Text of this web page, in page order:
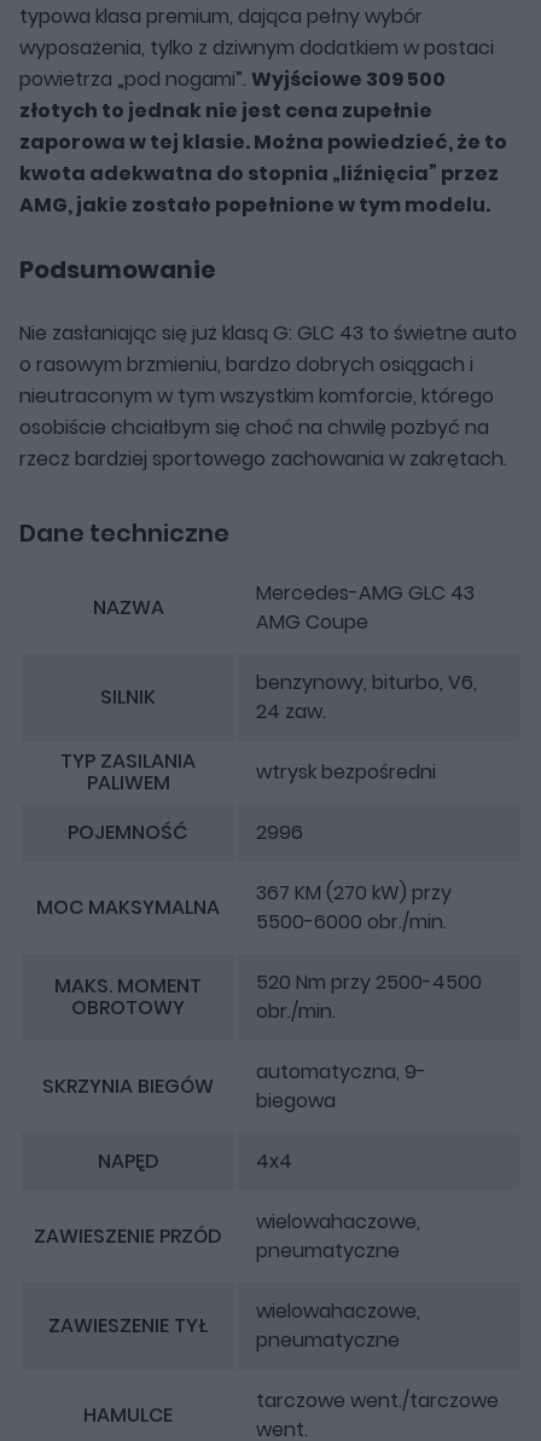
typowa klasa premium, dająca pełny wybór
wyposażenia, tylko z dziwnym dodatkiem w postaci
powietrza „pod nogami”. Wyjściowe 309 500
złotych to jednak nie jest cena zupełnie
zaporowa w tej klasie. Można powiedzieć, że to
kwota adekwatna do stopnia „liźnięcia” przez
AMG, jakie zostało popełnione w tym modelu.
Podsumowanie
Nie zasłaniając się już klasą G: GLC 43 to świetne auto
o rasowym brzmieniu, bardzo dobrych osiągach i
nieutraconym w tym wszystkim komforcie, którego
osobiście chciałbym się choć na chwilę pozbyć na
rzecz bardziej sportowego zachowania w zakrętach.
Dane techniczne
NAZWA
Mercedes-AMG GLC 43
AMG Coupe
SILNIK
benzynowy, biturbo, V6,
24 zaw.
TYP ZASILANIA
PALIWEM wtrysk bezpośredni
POJEMNOŚĆ 2996
MOC MAKSYMALNA
367 KM (270 kW) przy
5500-6000 obr./min.
MAKS. MOMENT
OBROTOWY
520 Nm przy 2500-4500
obr./min.
SKRZYNIA BIEGÓW
automatyczna, 9-
biegowa
NAPĘD 4x4
ZAWIESZENIE PRZÓD
wielowahaczowe,
pneumatyczne
ZAWIESZENIE TYŁ
wielowahaczowe,
pneumatyczne
HAMULCE
tarczowe went./tarczowe
went.